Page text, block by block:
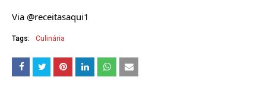
Via @receitasaqui1
Tags: Culinária